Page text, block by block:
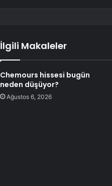
İlgili Makaleler
Chemours hissesi bugün
neden düşüyor?
Ağustos 6, 2026